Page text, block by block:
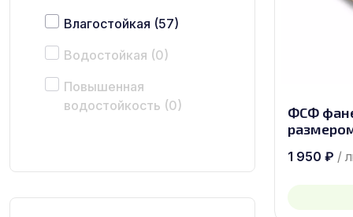
Влагостойкая (57)
Водостойкая (0)
Повышенная
водостойкость (0)
ФСФ
1 950 ₽ /